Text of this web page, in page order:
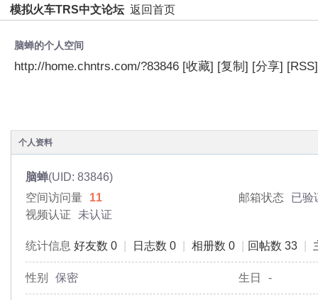
模拟火车TRS中文论坛 返回首页
脑蝉的个人空间
http://home.chntrs.com/?83846 [收藏] [复制] [分享] [RSS]
个人资料
脑蝉(UID: 83846)
空间访问量
11 邮箱状态
已验
视频认证
未认证
统计信息 好友数 0 日志数 0 相册数 0 回帖数 33
性别 保密 生日 -